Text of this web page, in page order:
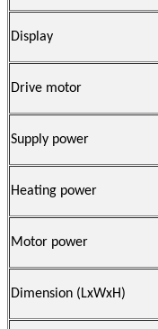
Display
Drive motor
Supply power
Heating power
Motor power
Dimension (LxWxH)